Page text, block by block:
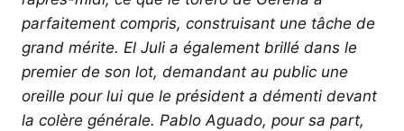
parfaitement compris, construisant une tâche de
grand mérite. El Juli a également brillé dans le
premier de son lot, demandant au public une
oreille pour lui que le président a démenti devant
la colère générale. Pablo Aguado, pour sa part,